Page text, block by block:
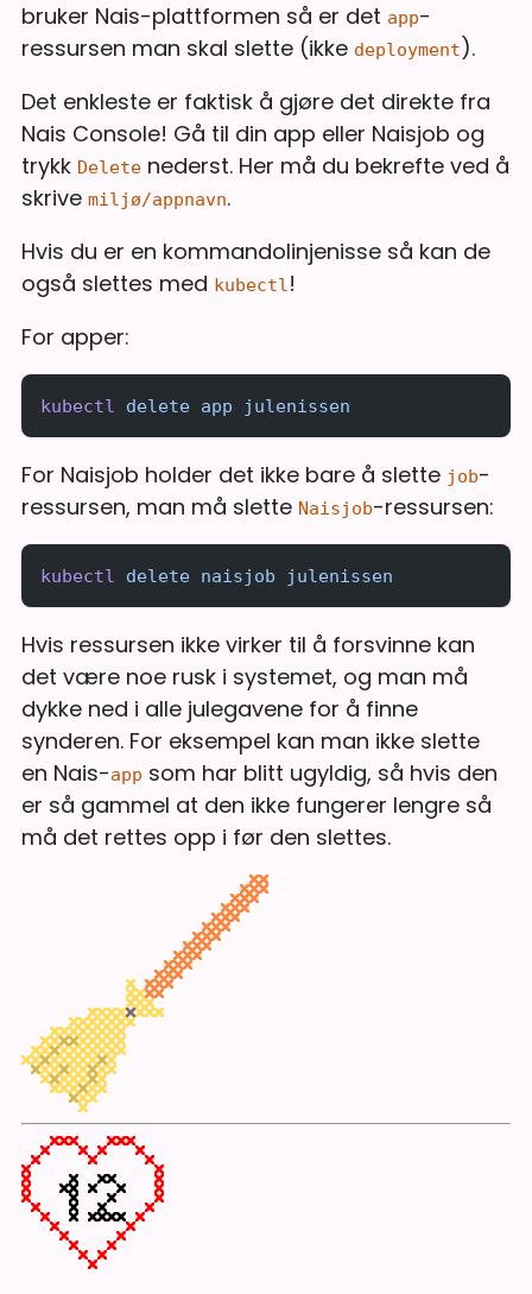
bruker Nais-plattformen så er det app-
ressursen man skal slette (ikke deployment).
Det enkleste er faktisk å gjøre det direkte fra
Nais Console! Gå til din app eller Naisjob og
trykk Deletenederst. Her må du bekrefte ved å
skrive miljø/appnavn.
Hvis du er en kommandolinjenisse så kan de
også slettes med kubectl !
For apper:
kubectl delete app julenissen
For Naisjob holder det ikke bare å slette job-
ressursen, man må slette Naisjob-ressursen:
kubectl delete naisjob julenissen
Hvis ressursen ikke virker til å forsvinne kan
det være noe rusk i systemet, og man må
dykke ned i alle julegavene for å finne
synderen. For eksempel kan man ikke slette
en Nais-app som har blitt ugyldig, så hvis den
er så gammel at den ikke fungerer lengre så
må det rettes opp i før den slettes.